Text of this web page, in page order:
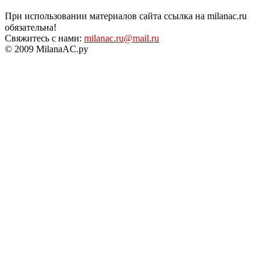
При использовании материалов сайта ссылка на milanac.ru
обязательна!
Свяжитесь с нами: milanac.ru@mail.ru
© 2009 MilanaAC.ру